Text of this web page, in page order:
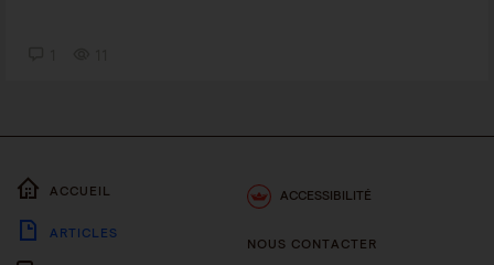
ACCUEIL
ARTICLES
ACCESSIBILITÉ
NOUS CONTACTER